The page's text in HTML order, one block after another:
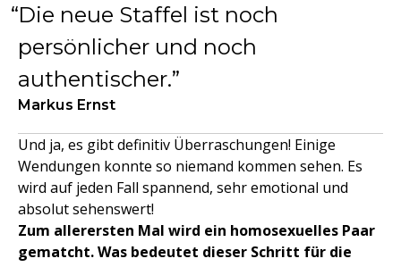
Die neue Staffel ist noch
persönlicher und noch
authentischer.
Markus Ernst
Und ja, es gibt definitiv Überraschungen! Einige
Wendungen konnte so niemand kommen sehen. Es
wird auf jeden Fall spannend, sehr emotional und
absolut sehenswert!
Zum allerersten Mal wird ein homosexuelles Paar
gematcht. Was bedeutet dieser Schritt für die